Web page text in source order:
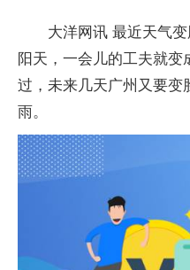
大洋网讯 最近天气
阳天，一会儿的工夫就
过，未来几天广州又要变
雨。